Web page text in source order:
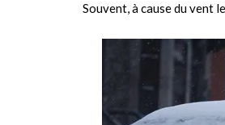
Souvent, à cause du vent